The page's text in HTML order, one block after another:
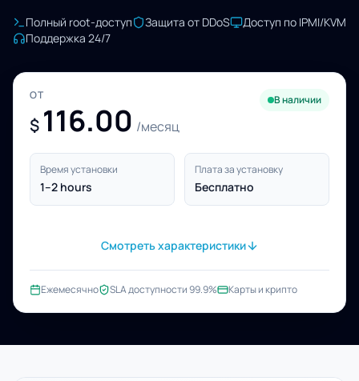
Полный root-доступ Защита от DDoS
Доступ по IPMI/KVM
Поддержка 24/7
ОТ
$ 116.00 /месяц
В наличии
Время установки
1–2 hours
Плата за установку
Бесплатно
Смотреть характеристики
Ежемесячно SLA доступности 99.9% Карты и крипто